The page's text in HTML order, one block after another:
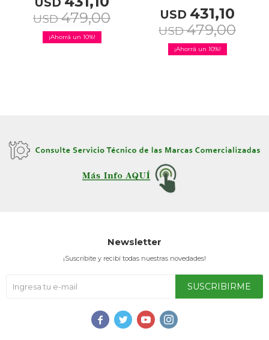
USD 479,00
10
USD 431,10
USD 479,00
10
Newsletter
¡Suscribite y recibí todas nuestras novedades!
SUSCRIBIRME
   